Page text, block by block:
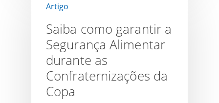
como
Segurança
Alimentar
durante
Confraternizações
Artigo
Saiba como garantir a
Segurança Alimentar
durante as
Confraternizações da
Copa